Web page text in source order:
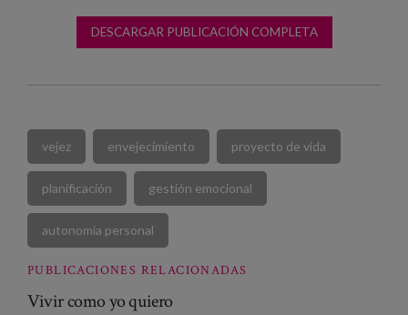
DESCARGAR PUBLICACIÓN COMPLETA
vejez envejecimiento proyecto de vida
planificación gestión emocional
autonomía personal
PUBLICACIONES RELACIONADAS
Vivir como yo quiero